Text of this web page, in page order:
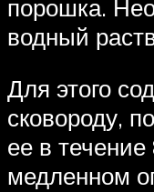
порошка.
водный
Для этого
сковороду,
ее в
медленном